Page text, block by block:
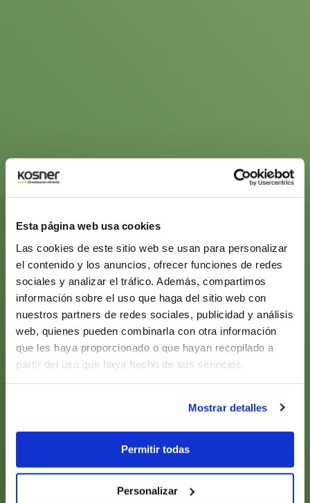
Esta página web usa cookies
Las cookies de este sitio web se usan para personalizar
el contenido y los anuncios, ofrecer funciones de redes
sociales y analizar el tráfico. Además, compartimos
información sobre el uso que haga del sitio web con
nuestros partners de redes sociales, publicidad y análisis
web, quienes pueden combinarla con otra información
que les haya proporcionado o que hayan recopilado a
partir del uso que haya hecho de sus servicios.
Mostrar detalles
Permitir todas
Personalizar